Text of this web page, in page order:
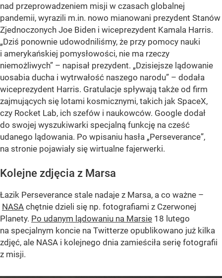
nad przeprowadzeniem misji w czasach globalnej
pandemii, wyrazili m.in. nowo mianowani prezydent Stanów
Zjednoczonych Joe Biden i wiceprezydent Kamala Harris.
„Dziś ponownie udowodniliśmy, że przy pomocy nauki
i amerykańskiej pomysłowości, nie ma rzeczy
niemożliwych” – napisał prezydent. „Dzisiejsze lądowanie
uosabia ducha i wytrwałość naszego narodu” – dodała
wiceprezydent Harris. Gratulacje spływają także od firm
zajmujących się lotami kosmicznymi, takich jak SpaceX,
czy Rocket Lab, ich szefów i naukowców. Google dodał
do swojej wyszukiwarki specjalną funkcję na cześć
udanego lądowania. Po wpisaniu hasła „Perseverance”,
na stronie pojawiały się wirtualne fajerwerki.
Kolejne zdjęcia z Marsa
Łazik Perseverance stale nadaje z Marsa, a co ważne –
NASA chętnie dzieli się np. fotografiami z Czerwonej
Planety. Po udanym lądowaniu na Marsie 18 lutego
na specjalnym koncie na Twitterze opublikowano już kilka
zdjęć, ale NASA i kolejnego dnia zamieściła serię fotografii
z misji.